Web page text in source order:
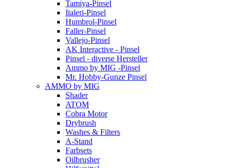
Tamiya-Pinsel
Italeri-Pinsel
Humbrol-Pinsel
Faller-Pinsel
Vallejo-Pinsel
AK Interactive - Pinsel
Pinsel - diverse Hersteller
Ammo by MIG -Pinsel
Mr. Hobby-Gunze Pinsel
AMMO by MIG
Shader
ATOM
Cobra Motor
Drybrush
Washes & Filters
A-Stand
Farbsets
Oilbrusher